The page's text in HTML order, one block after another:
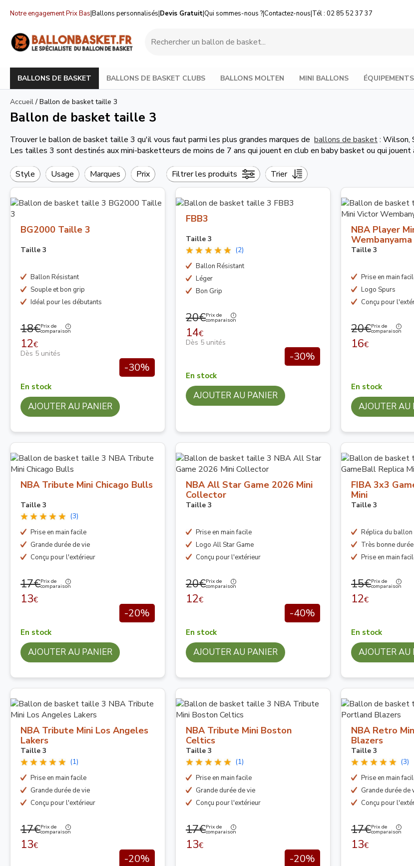
Notre engagement Prix Bas|Ballons personnalisés|Devis Gratuit|Qui sommes-nous ?|Contactez-nous|Tél : 02 85 52 37 37
BALLONS DE BASKET BALLONS DE BASKET CLUBS BALLONS MOLTEN MINI BALLONS
Accueil / Ballon de basket taille 3
Ballon de basket taille 3
Trouver le ballon de basket taille 3 qu'il vous faut parmi les plus grandes marques de ballons de basket: Wilson,
Les tailles 3 sont destinés aux mini-basketteurs de moins de 7 ans qui jouent en club en baby basket ou qui jouent
Style Usage Marques Prix Filtrer les produits Trier
BG2000 Taille 3
Taille 3
Ballon Résistant
Souple et bon grip
Idéal pour les débutants
18€Prix de
comparaison
12€
Dès 5 unités
-30%
En stock
AJOUTER AU PANIER
FBB3
Taille 3
(2)
Ballon Résistant
Léger
Bon Grip
20€Prix de
comparaison
14€
Dès 5 unités
-30%
En stock
AJOUTER AU PANIER
NBA Player
Wembanyama
Taille 3
Prise en main
Logo Spurs
Conçu pour
20€Prix de
comparaison
16€
En stock
AJOUTER AU
NBA Tribute Mini Chicago Bulls
Taille 3
(3)
Prise en main facile
Grande durée de vie
Conçu pour l'extérieur
17€Prix de
comparaison
13€
-20%
En stock
AJOUTER AU PANIER
NBA All Star Game 2026 Mini
Collector
Taille 3
Prise en main facile
Logo All Star Game
Conçu pour l'extérieur
20€Prix de
comparaison
12€
-40%
En stock
AJOUTER AU PANIER
FIBA 3x3
Mini
Taille 3
Réplica du
Très bonne
Prise en main
15€Prix de
comparaison
12€
En stock
AJOUTER AU
NBA Tribute Mini Los Angeles
Lakers
Taille 3
(1)
Prise en main facile
Grande durée de vie
Conçu pour l'extérieur
17€Prix de
comparaison
13€
-20%
NBA Tribute Mini Boston
Celtics
Taille 3
(1)
Prise en main facile
Grande durée de vie
Conçu pour l'extérieur
17€Prix de
comparaison
13€
-20%
NBA Retro
Blazers
Taille 3
(3)
Prise en main
Grande durée de
Conçu pour
17€Prix de
comparaison
13€